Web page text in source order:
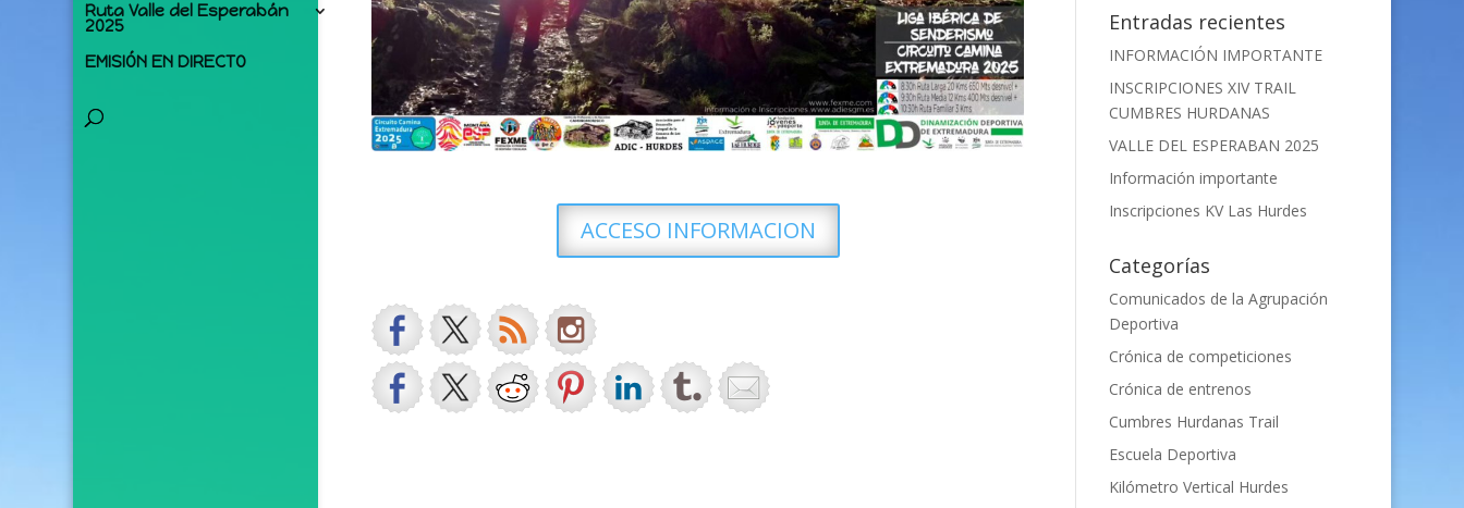
Ruta Valle del Esperabán
2025
EMISIÓN EN DIRECTO
ACCESO INFORMACION
Entradas recientes
INFORMACIÓN IMPORTANTE
INSCRIPCIONES XIV TRAIL
CUMBRES HURDANAS
VALLE DEL ESPERABAN 2025
Información importante
Inscripciones KV Las Hurdes
Categorías
Comunicados de la Agrupación
Deportiva
Crónica de competiciones
Crónica de entrenos
Cumbres Hurdanas Trail
Escuela Deportiva
Kilómetro Vertical Hurdes